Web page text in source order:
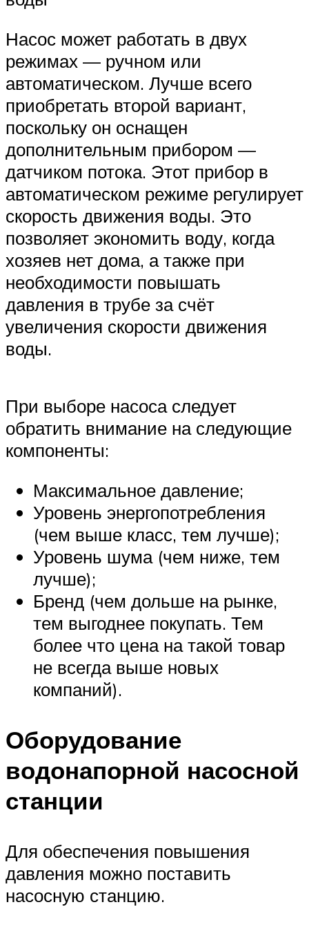
Насос может работать в двух
режимах — ручном или
автоматическом. Лучше всего
приобретать второй вариант,
поскольку он оснащен
дополнительным прибором —
датчиком потока. Этот прибор в
автоматическом режиме регулирует
скорость движения воды. Это
позволяет экономить воду, когда
хозяев нет дома, а также при
необходимости повышать
давления в трубе за счёт
увеличения скорости движения
воды.
При выборе насоса следует
обратить внимание на следующие
компоненты:
Максимальное давление;
Уровень энергопотребления
(чем выше класс, тем лучше);
Уровень шума (чем ниже, тем
лучше);
Бренд (чем дольше на рынке,
тем выгоднее покупать. Тем
более что цена на такой товар
не всегда выше новых
компаний).
Оборудование
водонапорной насосной
станции
Для обеспечения повышения
давления можно поставить
насосную станцию.